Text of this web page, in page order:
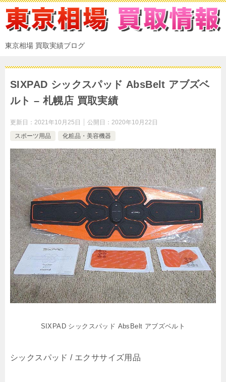
東京相場 買取実績ブログ
SIXPAD シックスパッド AbsBelt アブズベ
ルト – 札幌店 買取実績
更新日： 2021年10月25日 公開日： 2020年10月22日
スポーツ用品
化粧品・美容機器
SIXPAD シックスパッド AbsBelt アブズベルト
シックスパッド / エクササイズ用品